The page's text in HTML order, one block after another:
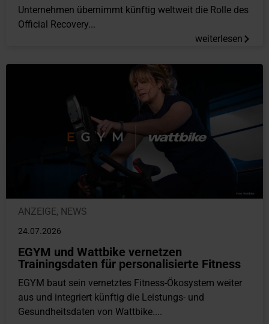
Unternehmen übernimmt künftig weltweit die Rolle des
Official Recovery...
weiterlesen
ANZEIGE, NEWS
24.07.2026
EGYM und Wattbike vernetzen
Trainingsdaten für personalisierte Fitness
EGYM baut sein vernetztes Fitness-Ökosystem weiter
aus und integriert künftig die Leistungs- und
Gesundheitsdaten von Wattbike....